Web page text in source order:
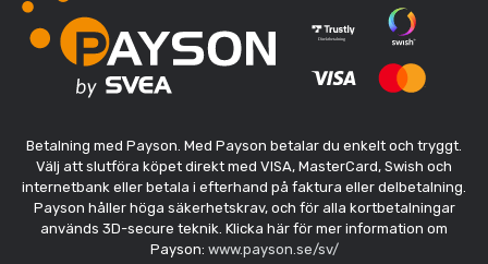
Betalning med Payson. Med Payson betalar du enkelt och tryggt.
Välj att slutföra köpet direkt med VISA, MasterCard, Swish och
internetbank eller betala i efterhand på faktura eller delbetalning.
Payson håller höga säkerhetskrav, och för alla kortbetalningar
används 3D-secure teknik. Klicka här för mer information om
Payson: www.payson.se/sv/